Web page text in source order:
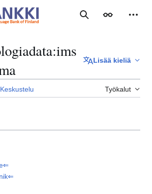
Haku Ulkoasu
:ims
Lisää kieliä
Keskustelu Työkalut